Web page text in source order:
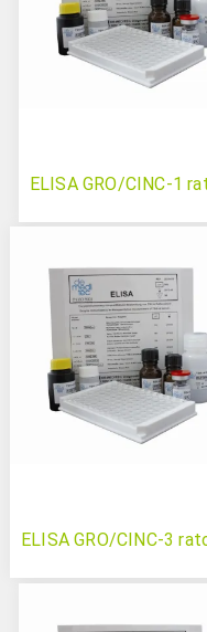
ELISA GRO/CINC-1
ELISA GRO/CINC-3